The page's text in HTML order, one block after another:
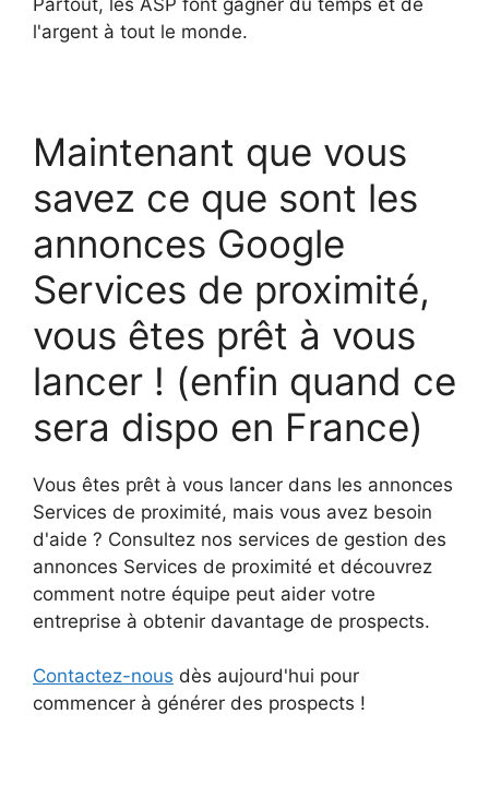
Partout, les ASP font gagner du temps et de
l'argent à tout le monde.
Maintenant que vous
savez ce que sont les
annonces Google
Services de proximité,
vous êtes prêt à vous
lancer ! (enfin quand ce
sera dispo en France)
Vous êtes prêt à vous lancer dans les annonces
Services de proximité, mais vous avez besoin
d'aide ? Consultez nos services de gestion des
annonces Services de proximité et découvrez
comment notre équipe peut aider votre
entreprise à obtenir davantage de prospects.
Contactez-nous dès aujourd'hui pour
commencer à générer des prospects !